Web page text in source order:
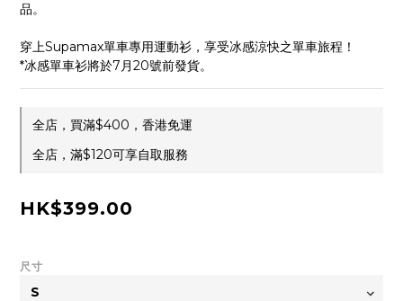
品。
穿上Supamax單車專用運動衫，享受冰感涼快之單車旅程！
*冰感單車衫將於7月20號前發貨。
全店，買滿$400，香港免運
全店，滿$120可享自取服務
HK$399.00
尺寸